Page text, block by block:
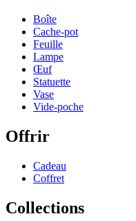
Boîte
Cache-pot
Feuille
Lampe
Œuf
Statuette
Vase
Vide-poche
Offrir
Cadeau
Coffret
Collections